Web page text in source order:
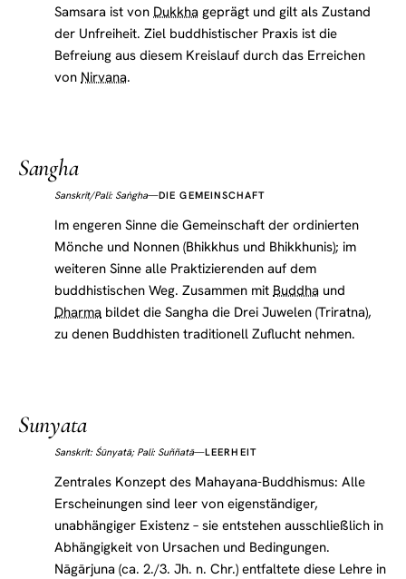
Samsara ist von Dukkha geprägt und gilt als Zustand
der Unfreiheit. Ziel buddhistischer Praxis ist die
Befreiung aus diesem Kreislauf durch das Erreichen
von Nirvana.
Sangha
Sanskrit/Pali: Saṅgha—DIE GEMEINSCHAFT
Im engeren Sinne die Gemeinschaft der ordinierten
Mönche und Nonnen (Bhikkhus und Bhikkhunis); im
weiteren Sinne alle Praktizierenden auf dem
buddhistischen Weg. Zusammen mit Buddha und
Dharma bildet die Sangha die Drei Juwelen (Triratna),
zu denen Buddhisten traditionell Zuflucht nehmen.
Sunyata
Sanskrit: Śūnyatā; Pali: Suññatā—LEERHEIT
Zentrales Konzept des Mahayana-Buddhismus: Alle
Erscheinungen sind leer von eigenständiger,
unabhängiger Existenz – sie entstehen ausschließlich in
Abhängigkeit von Ursachen und Bedingungen.
Nāgārjuna (ca. 2./3. Jh. n. Chr.) entfaltete diese Lehre in